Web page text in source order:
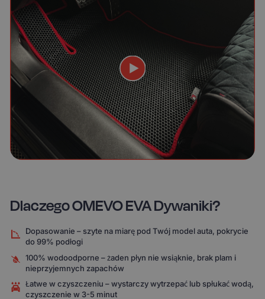
Dlaczego OMEVO EVA Dywaniki?
Dopasowanie – szyte na miarę pod Twój model auta, pokrycie
do 99% podłogi
100% wodoodporne – żaden płyn nie wsiąknie, brak plam i
nieprzyjemnych zapachów
Łatwe w czyszczeniu – wystarczy wytrzepać lub spłukać wodą,
czyszczenie w 3-5 minut